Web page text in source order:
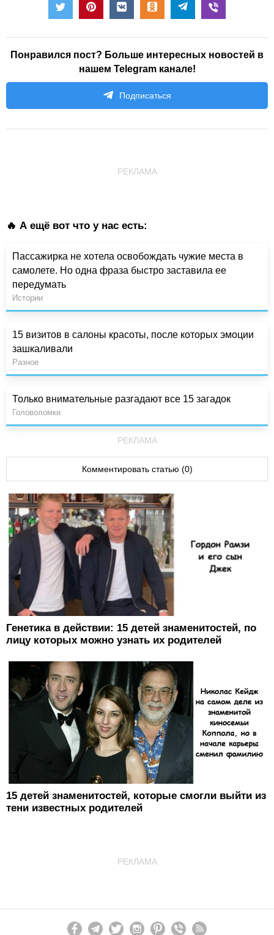
Понравился пост? Больше интересных новостей в
нашем Telegram канале!
Подписаться
РЕКЛАМА
🔥 А ещё вот что у нас есть:
Пассажирка не хотела освобождать чужие места в
самолете. Но одна фраза быстро заставила ее
передумать
Истории
15 визитов в салоны красоты, после которых эмоции
зашкаливали
Разное
Только внимательные разгадают все 15 загадок
Головоломки
РЕКЛАМА
Комментировать статью (0)
Генетика в действии: 15 детей знаменитостей, по
лицу которых можно узнать их родителей
15 детей знаменитостей, которые смогли выйти из
тени известных родителей
РЕКЛАМА